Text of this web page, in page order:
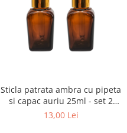
Sticla patrata ambra cu pipeta
si capac auriu 25ml - set 2
buc
13,00 Lei